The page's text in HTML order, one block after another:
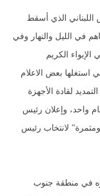
اللبناني الذي أسقط
في الليل والنهار وفي
الكريم
استغلها بعض الاعلام
لقادة الأجهزة
واحد، وإعلان رئيس
لانتخاب رئيس
في منطقة جنوب